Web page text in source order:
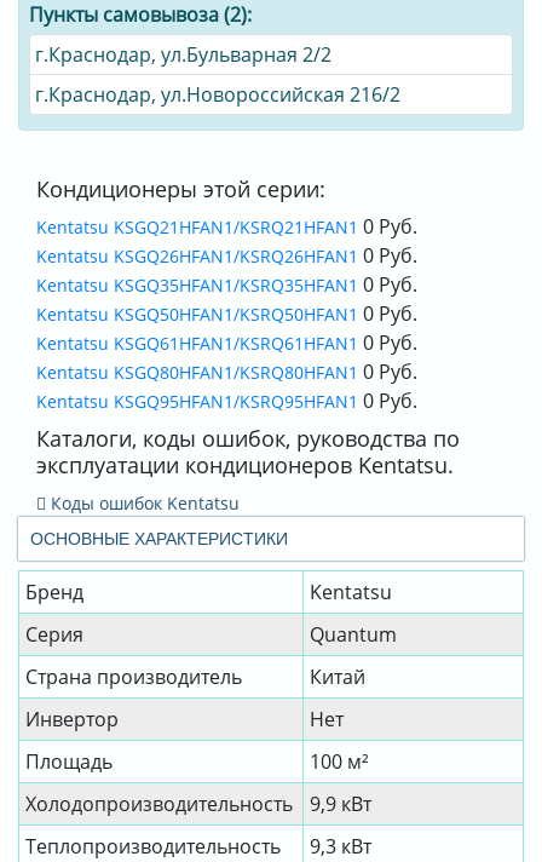
ОСНОВНЫЕ ХАРАКТЕРИСТИКИ
Бренд
Kentatsu
Серия
Quantum
Страна производитель
Китай
Инвертор
Нет
Площадь
100 м²
Холодопроизводительность
9,9 кВт
Теплопроизводительность
9,3 кВт
Пункты самовывоза (2):
г.Краснодар, ул.Бульварная 2/2
г.Краснодар, ул.Новороссийская 216/2
Кондиционеры этой серии:
Kentatsu KSGQ21HFAN1/KSRQ21HFAN1 0 Руб.
Kentatsu KSGQ26HFAN1/KSRQ26HFAN1 0 Руб.
Kentatsu KSGQ35HFAN1/KSRQ35HFAN1 0 Руб.
Kentatsu KSGQ50HFAN1/KSRQ50HFAN1 0 Руб.
Kentatsu KSGQ61HFAN1/KSRQ61HFAN1 0 Руб.
Kentatsu KSGQ80HFAN1/KSRQ80HFAN1 0 Руб.
Kentatsu KSGQ95HFAN1/KSRQ95HFAN1 0 Руб.
Каталоги, коды ошибок, руководства по
эксплуатации кондиционеров Kentatsu.
Коды ошибок Kentatsu